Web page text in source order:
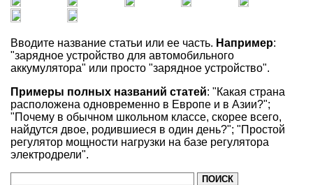
Вводите название статьи или ее часть. Например:
"зарядное устройство для автомобильного
аккумулятора" или просто "зарядное устройство".
Примеры полных названий статей: "Какая страна
расположена одновременно в Европе и в Азии?";
"Почему в обычном школьном классе, скорее всего,
найдутся двое, родившиеся в один день?"; "Простой
регулятор мощности нагрузки на базе регулятора
электродрели".